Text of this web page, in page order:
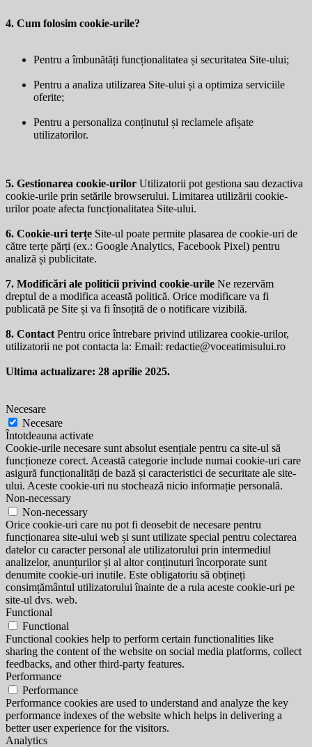
4. Cum folosim cookie-urile?
Pentru a îmbunătăți funcționalitatea și securitatea Site-ului;
Pentru a analiza utilizarea Site-ului și a optimiza serviciile
oferite;
Pentru a personaliza conținutul și reclamele afișate
utilizatorilor.
5. Gestionarea cookie-urilor Utilizatorii pot gestiona sau dezactiva
cookie-urile prin setările browserului. Limitarea utilizării cookie-
urilor poate afecta funcționalitatea Site-ului.
6. Cookie-uri terțe Site-ul poate permite plasarea de cookie-uri de
către terțe părți (ex.: Google Analytics, Facebook Pixel) pentru
analiză și publicitate.
7. Modificări ale politicii privind cookie-urile Ne rezervăm
dreptul de a modifica această politică. Orice modificare va fi
publicată pe Site și va fi însoțită de o notificare vizibilă.
8. Contact Pentru orice întrebare privind utilizarea cookie-urilor,
utilizatorii ne pot contacta la: Email: redactie@voceatimisului.ro
Ultima actualizare: 28 aprilie 2025.
Necesare
Necesare
Întotdeauna activate
Cookie-urile necesare sunt absolut esențiale pentru ca site-ul să
funcționeze corect. Această categorie include numai cookie-uri care
asigură funcționalități de bază și caracteristici de securitate ale site-
ului. Aceste cookie-uri nu stochează nicio informație personală.
Non-necessary
Non-necessary
Orice cookie-uri care nu pot fi deosebit de necesare pentru
funcționarea site-ului web și sunt utilizate special pentru colectarea
datelor cu caracter personal ale utilizatorului prin intermediul
analizelor, anunțurilor și al altor conținuturi încorporate sunt
denumite cookie-uri inutile. Este obligatoriu să obțineți
consimțământul utilizatorului înainte de a rula aceste cookie-uri pe
site-ul dvs. web.
Functional
Functional
Functional cookies help to perform certain functionalities like
sharing the content of the website on social media platforms, collect
feedbacks, and other third-party features.
Performance
Performance
Performance cookies are used to understand and analyze the key
performance indexes of the website which helps in delivering a
better user experience for the visitors.
Analytics